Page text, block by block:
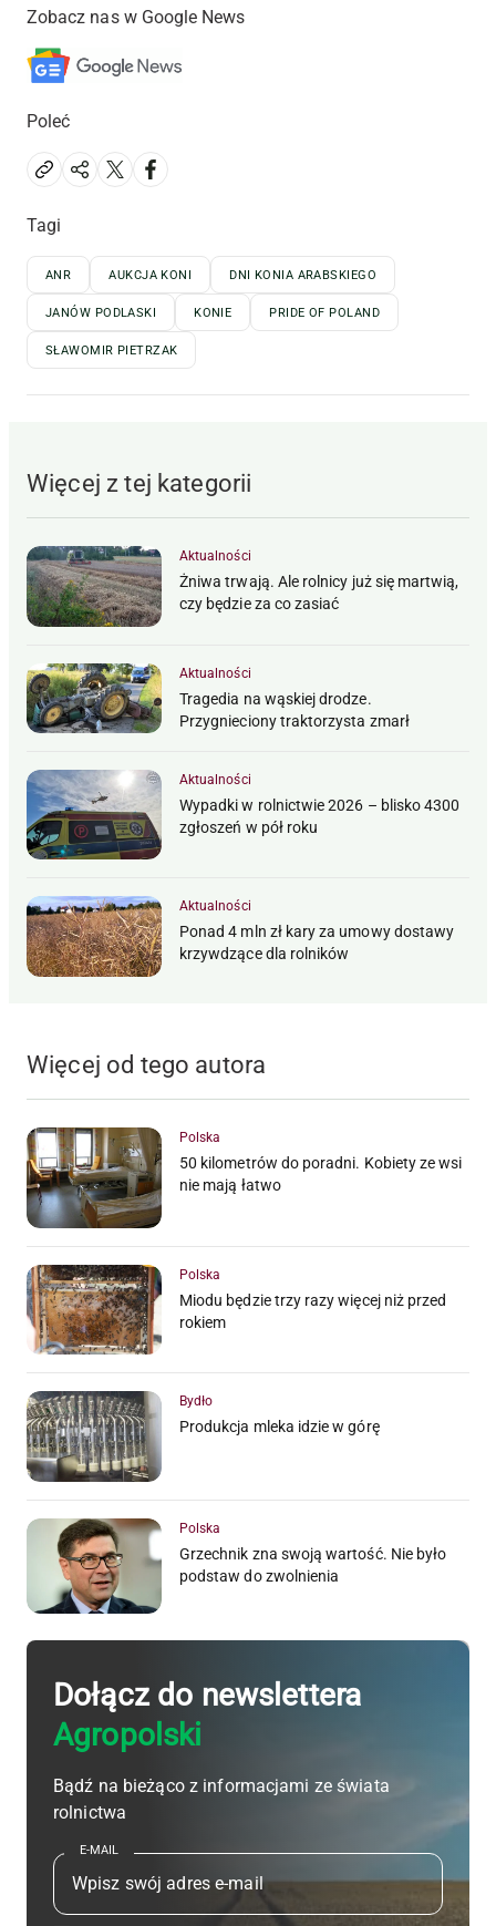
Zobacz nas w Google News
Poleć
Tagi
ANR AUKCJA KONI DNI KONIA ARABSKIEGO
JANÓW PODLASKI KONIE PRIDE OF POLAND
SŁAWOMIR PIETRZAK
Więcej z tej kategorii
Aktualności
Żniwa trwają. Ale rolnicy już się martwią,
czy będzie za co zasiać
Aktualności
Tragedia na wąskiej drodze.
Przygnieciony traktorzysta zmarł
Aktualności
Wypadki w rolnictwie 2026 – blisko 4300
zgłoszeń w pół roku
Aktualności
Ponad 4 mln zł kary za umowy dostawy
krzywdzące dla rolników
Więcej od tego autora
Polska
50 kilometrów do poradni. Kobiety ze wsi
nie mają łatwo
Polska
Miodu będzie trzy razy więcej niż przed
rokiem
Bydło
Produkcja mleka idzie w górę
Polska
Grzechnik zna swoją wartość. Nie było
podstaw do zwolnienia
Dołącz do newslettera
Agropolski
Bądź na bieżąco z informacjami ze świata
rolnictwa
E-MAIL